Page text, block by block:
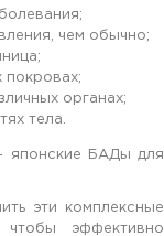
чем обычно;
покровах;
органах;
тела.
– японские БАДы для
эти комплексные
эффективно